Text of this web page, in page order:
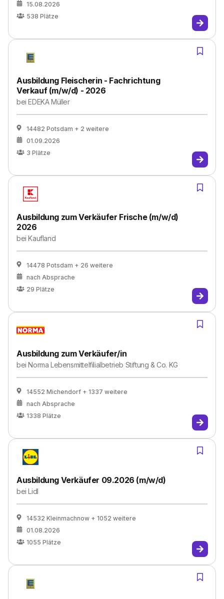
15.08.2026
538 Plätze
Ausbildung Fleischerin - Fachrichtung
Verkauf (m/w/d) - 2026
beiEDEKA Müller
14482 Potsdam + 2 weitere
01.09.2026
3 Plätze
Ausbildung zum Verkäufer Frische (m/w/d)
2026
beiKaufland
14478 Potsdam + 26 weitere
nach Absprache
29 Plätze
Ausbildung zum Verkäufer/in
beiNorma Lebensmittelfilialbetrieb Stiftung & Co. KG
14552 Michendorf + 1337 weitere
nach Absprache
1338 Plätze
Ausbildung Verkäufer 09.2026 (m/w/d)
beiLidl
14532 Kleinmachnow + 1052 weitere
01.08.2026
1055 Plätze